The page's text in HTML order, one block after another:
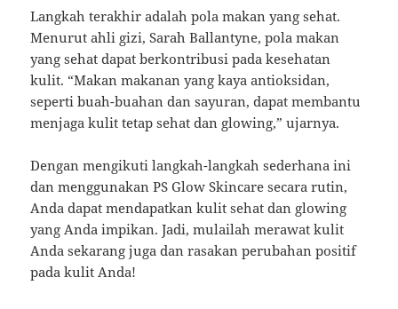
Langkah terakhir adalah pola makan yang sehat.
Menurut ahli gizi, Sarah Ballantyne, pola makan
yang sehat dapat berkontribusi pada kesehatan
kulit. “Makan makanan yang kaya antioksidan,
seperti buah-buahan dan sayuran, dapat membantu
menjaga kulit tetap sehat dan glowing,” ujarnya.
Dengan mengikuti langkah-langkah sederhana ini
dan menggunakan PS Glow Skincare secara rutin,
Anda dapat mendapatkan kulit sehat dan glowing
yang Anda impikan. Jadi, mulailah merawat kulit
Anda sekarang juga dan rasakan perubahan positif
pada kulit Anda!